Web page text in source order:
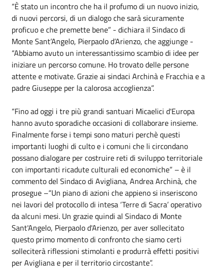
“È stato un incontro che ha il profumo di un nuovo inizio,
di nuovi percorsi, di un dialogo che sarà sicuramente
proficuo e che premette bene” - dichiara il Sindaco di
Monte Sant’Angelo, Pierpaolo d’Arienzo, che aggiunge -
“Abbiamo avuto un interessantissimo scambio di idee per
iniziare un percorso comune. Ho trovato delle persone
attente e motivate. Grazie ai sindaci Archinà e Fracchia e a
padre Giuseppe per la calorosa accoglienza”.
“Fino ad oggi i tre più grandi santuari Micaelici d'Europa
hanno avuto sporadiche occasioni di collaborare insieme.
Finalmente forse i tempi sono maturi perchè questi
importanti luoghi di culto e i comuni che li circondano
possano dialogare per costruire reti di sviluppo territoriale
con importanti ricadute culturali ed economiche” – è il
commento del Sindaco di Avigliana, Andrea Archinà, che
prosegue –“Un piano di azioni che appieno si inseriscono
nei lavori del protocollo di intesa ‘Terre di Sacra’ operativo
da alcuni mesi. Un grazie quindi al Sindaco di Monte
Sant'Angelo, Pierpaolo d'Arienzo, per aver sollecitato
questo primo momento di confronto che siamo certi
solleciterà riflessioni stimolanti e produrrà effetti positivi
per Avigliana e per il territorio circostante”.